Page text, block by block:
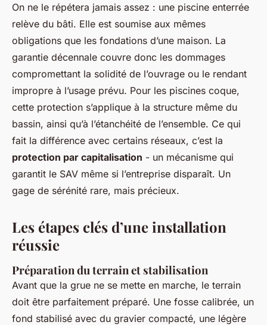
On ne le répétera jamais assez : une piscine enterrée
relève du bâti. Elle est soumise aux mêmes
obligations que les fondations d’une maison. La
garantie décennale couvre donc les dommages
compromettant la solidité de l’ouvrage ou le rendant
impropre à l’usage prévu. Pour les piscines coque,
cette protection s’applique à la structure même du
bassin, ainsi qu’à l’étanchéité de l’ensemble. Ce qui
fait la différence avec certains réseaux, c’est la
protection par capitalisation - un mécanisme qui
garantit le SAV même si l’entreprise disparaît. Un
gage de sérénité rare, mais précieux.
Les étapes clés d’une installation
réussie
Préparation du terrain et stabilisation
Avant que la grue ne se mette en marche, le terrain
doit être parfaitement préparé. Une fosse calibrée, un
fond stabilisé avec du gravier compacté, une légère